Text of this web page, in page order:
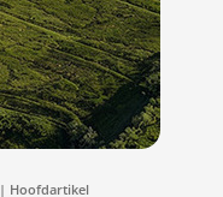
| Hoofdartikel